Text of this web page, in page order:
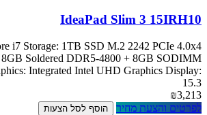
IdeaPad Slim 3 15IRH10
i7 Storage: 1TB SSD M.2 2242 PCIe 4.0x4
Soldered DDR5-4800 + 8GB SODIMM
Integrated Intel UHD Graphics Display:
15.3
₪3,213
לפרטים והצעת מחיר
הוסף לסל הצעות